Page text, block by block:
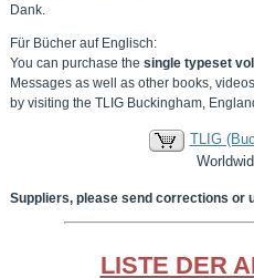
Dank.
Für Bücher auf Englisch:
You can purchase the single typeset
Messages as well as other books,
by visiting the TLIG Buckingham,
TLIG
Suppliers, please send corrections or
LISTE DER